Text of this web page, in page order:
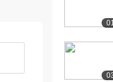
[8] 004. 小
试讲实战...
[9] 005. 小
1899播放